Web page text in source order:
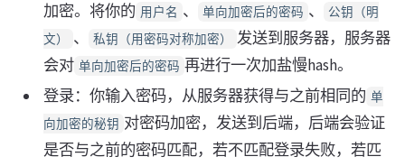
加密。将你的 用户名 、 单向加密后的密码 、
公钥（明
文）
、 私钥（用密码对称加密）
发送到服务器，服务器
会对 单向加密后的密码 再进行一次加盐慢hash。
登录：你输入密码，从服务器获得与之前相同的 单
向加密的秘钥 对密码加密，发送到后端，后端会验证
是否与之前的密码匹配，若不匹配登录失败，若匹